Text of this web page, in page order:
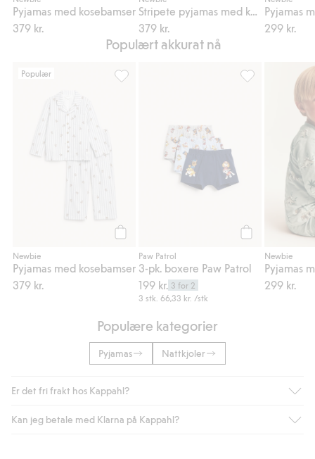
Pyjamas med kosebamser
379 kr.
379 kr.
Pyjamas
299 kr.
Populært akkurat nå
Populær
Newbie
Pyjamas med kosebamser
379 kr.
Pyjamas med kosebamser, Legg til i
Paw Patrol
3-pk. boxere Paw Patrol
199 kr. 3 for 2
3 stk.66,33 kr. /stk
3-pk. boxere
Newbie
Pyjamas
299 kr.
Populære kategorier
Pyjamas Nattkjoler
Er det fri frakt hos Kappahl?
Som medlem i Kappahl Club har du alltid gratis frakt til butikk,
Kan jeg betale med Klarna på Kappahl?